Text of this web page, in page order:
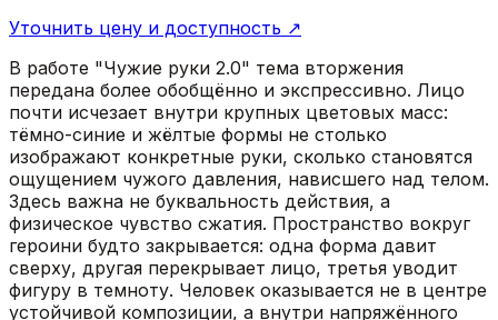
Уточнить цену и доступность ↗
В работе "Чужие руки 2.0" тема вторжения
передана более обобщённо и экспрессивно. Лицо
почти исчезает внутри крупных цветовых масс:
тёмно-синие и жёлтые формы не столько
изображают конкретные руки, сколько становятся
ощущением чужого давления, нависшего над телом.
Здесь важна не буквальность действия, а
физическое чувство сжатия. Пространство вокруг
героини будто закрывается: одна форма давит
сверху, другая перекрывает лицо, третья уводит
фигуру в темноту. Человек оказывается не в центре
устойчивой композиции, а внутри напряжённого